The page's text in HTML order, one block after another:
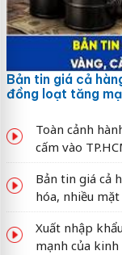
Bản tin giá cả
đồng loạt tăng
Toàn cảnh
cấm vào
Bản tin giá cả
hóa, nhiều
Xuất nhập
mạnh của